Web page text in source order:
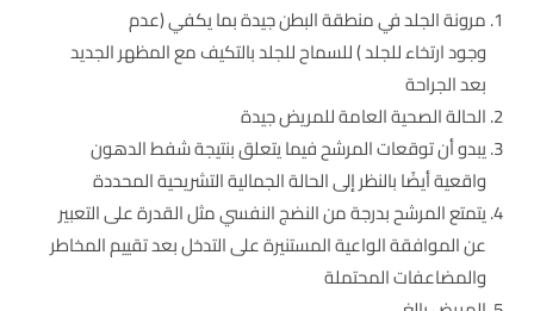
مرونة الجلد في منطقة البطن جيدة بما يكفي (عدم
وجود ارتخاء للجلد ) للسماح للجلد بالتكيف مع المظهر الجديد
بعد الجراحة
الحالة الصحية العامة للمريض جيدة
يبدو أن توقعات المرشح فيما يتعلق بنتيجة شفط الدهون
واقعية أيضًا بالنظر إلى الحالة الجمالية التشريحية المحددة
يتمتع المرشح بدرجة من النضج النفسي مثل القدرة على التعبير
عن الموافقة الواعية المستنيرة على التدخل بعد تقييم المخاطر
والمضاعفات المحتملة